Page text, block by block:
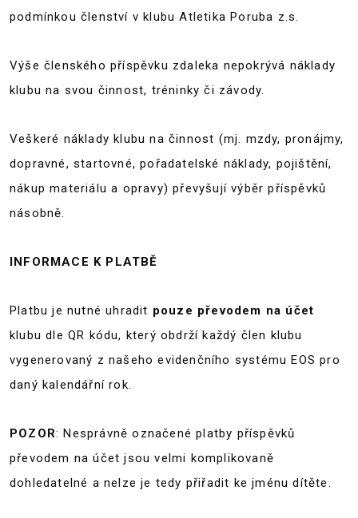
podmínkou členství v klubu Atletika Poruba z.s.
Výše členského příspěvku zdaleka nepokrývá náklady
klubu na svou činnost, tréninky či závody.
Veškeré náklady klubu na činnost (mj. mzdy, pronájmy,
dopravné, startovné, pořadatelské náklady, pojištění,
nákup materiálu a opravy) převyšují výběr příspěvků
násobně.
INFORMACE K PLATBĚ
Platbu je nutné uhradit pouze převodem na účet
klubu dle QR kódu, který obdrží každý člen klubu
vygenerovaný z našeho evidenčního systému EOS pro
daný kalendářní rok.
POZOR: Nesprávně označené platby příspěvků
převodem na účet jsou velmi komplikovaně
dohledatelné a nelze je tedy přiřadit ke jménu dítěte.